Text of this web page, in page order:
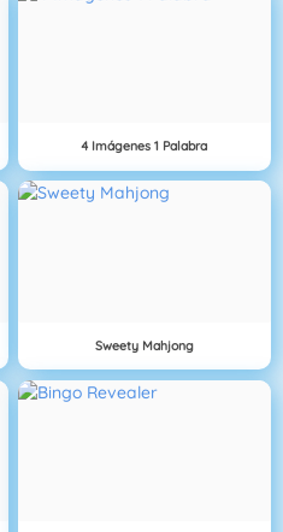
4 Imágenes 1 Palabra
Sweety Mahjong